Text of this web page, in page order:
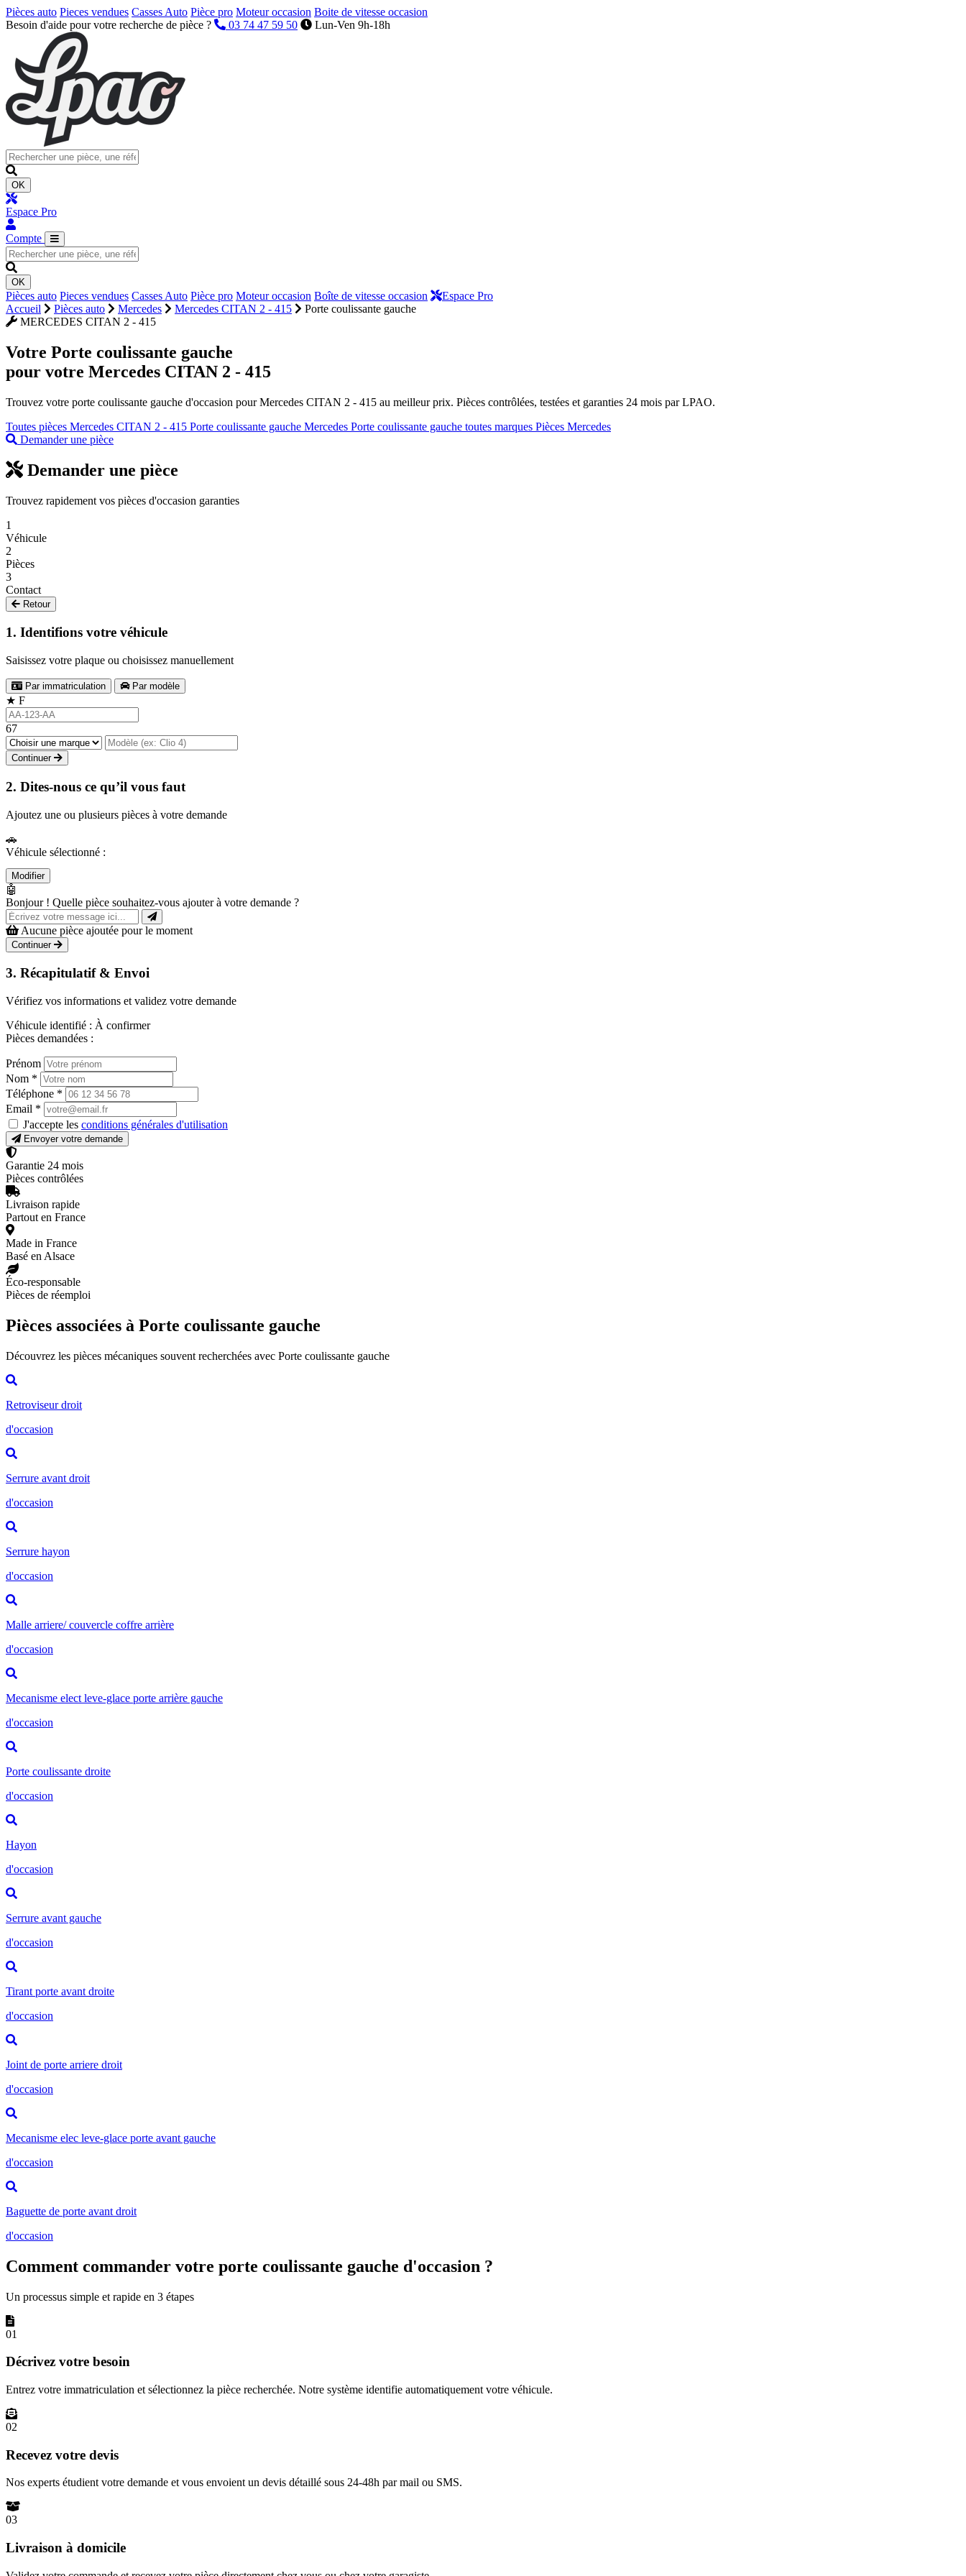
Pièces auto Pieces vendues Casses Auto Pièce pro Moteur occasion Boite de vitesse occasion
Besoin d'aide pour votre recherche de pièce ?
03 74 47 59 50 Lun-Ven 9h-18h
OK
Espace Pro
Compte
OK
Pièces auto Pieces vendues Casses Auto Pièce pro Moteur occasion Boîte de vitesse occasion
Espace Pro
Accueil
Pièces auto Mercedes Mercedes CITAN 2 - 415
Porte coulissante gauche
MERCEDES CITAN 2 - 415
Votre Porte coulissante gauche
pour votre Mercedes CITAN 2 - 415
Trouvez votre porte coulissante gauche d'occasion pour Mercedes CITAN 2 - 415 au meilleur prix. Pièces contrôlées, testées et garanties 24 mois par LPAO.
Toutes pièces Mercedes CITAN 2 - 415 Porte coulissante gauche Mercedes Porte coulissante gauche toutes marques Pièces Mercedes
Demander une pièce
Demander une pièce
Trouvez rapidement vos pièces d'occasion garanties
1
Véhicule
2
Pièces
3
Contact
Retour
1. Identifions votre véhicule
Saisissez votre plaque ou choisissez manuellement
Par immatriculation Par modèle
★ F
67
Continuer
2. Dites-nous ce qu’il vous faut
Ajoutez une ou plusieurs pièces à votre demande
🚗
Véhicule sélectionné :
Modifier
🤖
Bonjour ! Quelle pièce souhaitez-vous ajouter à votre demande ?
Aucune pièce ajoutée pour le moment
Continuer
3. Récapitulatif & Envoi
Vérifiez vos informations et validez votre demande
Véhicule identifié : À confirmer
Pièces demandées :
Prénom
Nom *
Téléphone *
Email *
J'accepte les conditions générales d'utilisation
Envoyer votre demande
Garantie 24 mois
Pièces contrôlées
Livraison rapide
Partout en France
Made in France
Basé en Alsace
Éco-responsable
Pièces de réemploi
Pièces associées à Porte coulissante gauche
Découvrez les pièces mécaniques souvent recherchées avec Porte coulissante gauche
Retroviseur droit
d'occasion
Serrure avant droit
d'occasion
Serrure hayon
d'occasion
Malle arriere/ couvercle coffre arrière
d'occasion
Mecanisme elect leve-glace porte arrière gauche
d'occasion
Porte coulissante droite
d'occasion
Hayon
d'occasion
Serrure avant gauche
d'occasion
Tirant porte avant droite
d'occasion
Joint de porte arriere droit
d'occasion
Mecanisme elec leve-glace porte avant gauche
d'occasion
Baguette de porte avant droit
d'occasion
Comment commander votre porte coulissante gauche d'occasion ?
Un processus simple et rapide en 3 étapes
01
Décrivez votre besoin
Entrez votre immatriculation et sélectionnez la pièce recherchée. Notre système identifie automatiquement votre véhicule.
02
Recevez votre devis
Nos experts étudient votre demande et vous envoient un devis détaillé sous 24-48h par mail ou SMS.
03
Livraison à domicile